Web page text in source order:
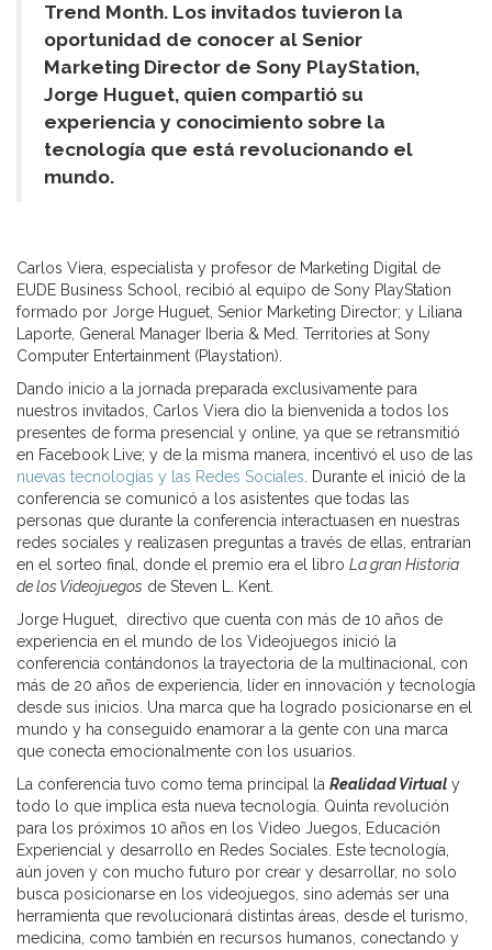
Trend Month. Los invitados tuvieron la
oportunidad de conocer al Senior
Marketing Director de Sony PlayStation,
Jorge Huguet, quien compartió su
experiencia y conocimiento sobre la
tecnología que está revolucionando el
mundo.
Carlos Viera, especialista y profesor de Marketing Digital de
EUDE Business School, recibió al equipo de Sony PlayStation
formado por Jorge Huguet, Senior Marketing Director; y Liliana
Laporte, General Manager Iberia & Med. Territories at Sony
Computer Entertainment (Playstation).
Dando inicio a la jornada preparada exclusivamente para
nuestros invitados, Carlos Viera dio la bienvenida a todos los
presentes de forma presencial y online, ya que se retransmitió
en Facebook Live; y de la misma manera, incentivó el uso de las
nuevas tecnologías y las Redes Sociales . Durante el inició de la
conferencia se comunicó a los asistentes que todas las
personas que durante la conferencia interactuasen en nuestras
redes sociales y realizasen preguntas a través de ellas, entrarían
en el sorteo final, donde el premio era el libro La gran Historia
de los Videojuegos de Steven L. Kent.
Jorge Huguet, directivo que cuenta con más de 10 años de
experiencia en el mundo de los Videojuegos inició la
conferencia contándonos la trayectoria de la multinacional, con
más de 20 años de experiencia, líder en innovación y tecnología
desde sus inicios. Una marca que ha logrado posicionarse en el
mundo y ha conseguido enamorar a la gente con una marca
que conecta emocionalmente con los usuarios.
La conferencia tuvo como tema principal la Realidad Virtual y
todo lo que implica esta nueva tecnología. Quinta revolución
para los próximos 10 años en los Video Juegos, Educación
Experiencial y desarrollo en Redes Sociales. Este tecnología,
aún joven y con mucho futuro por crear y desarrollar, no solo
busca posicionarse en los videojuegos, sino además ser una
herramienta que revolucionará distintas áreas, desde el turismo,
medicina, como también en recursos humanos, conectando y